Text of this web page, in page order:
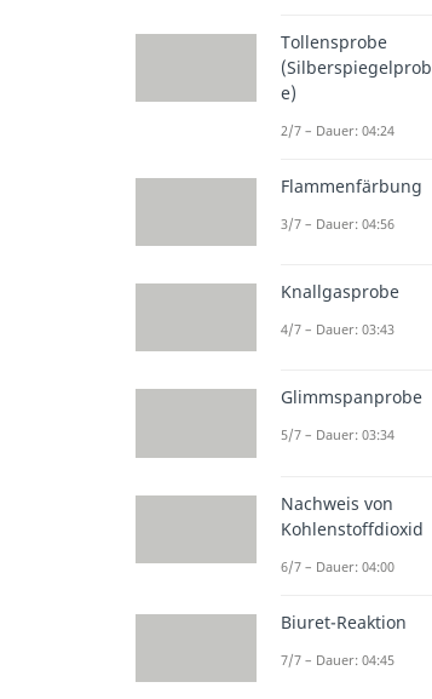
Tollensprobe
(Silberspiegelprob
e)
2/7 – Dauer: 04:24
Flammenfärbung
3/7 – Dauer: 04:56
Knallgasprobe
4/7 – Dauer: 03:43
Glimmspanprobe
5/7 – Dauer: 03:34
Nachweis von
Kohlenstoffdioxid
6/7 – Dauer: 04:00
Biuret-Reaktion
7/7 – Dauer: 04:45